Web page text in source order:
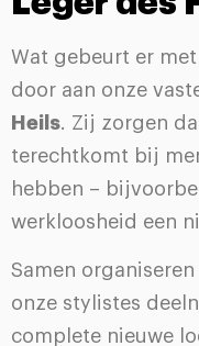
Wat gebeurt er
door aan onze
Heils. Zij zorgen
terechtkomt bij
hebben –
werkloosheid een
Samen
onze stylistes
complete nieuwe